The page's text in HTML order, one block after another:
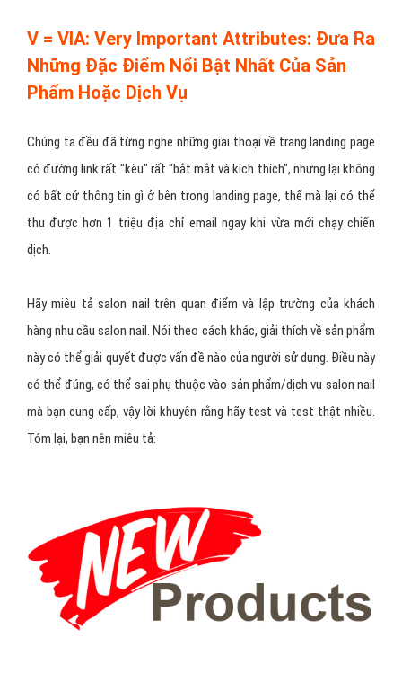
V = VIA: Very Important Attributes: Đưa Ra
Những Đặc Điểm Nổi Bật Nhất Của Sản
Phẩm Hoặc Dịch Vụ
Chúng ta đều đã từng nghe những giai thoại về trang landing page
có đường link rất "kêu" rất "bắt mắt và kích thích", nhưng lại không
có bất cứ thông tin gì ở bên trong landing page, thế mà lại có thể
thu được hơn 1 triệu địa chỉ email ngay khi vừa mới chạy chiến
dịch.
Hãy miêu tả salon nail trên quan điểm và lập trường của khách
hàng nhu cầu salon nail. Nói theo cách khác, giải thích về sản phẩm
này có thể giải quyết được vấn đề nào của người sử dụng. Điều này
có thể đúng, có thể sai phụ thuộc vào sản phẩm/dịch vụ salon nail
mà bạn cung cấp, vậy lời khuyên rằng hãy test và test thật nhiều.
Tóm lại, bạn nên miêu tả: